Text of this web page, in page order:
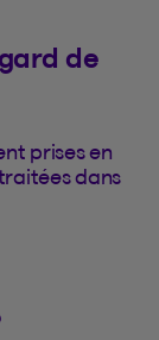
de
prises en
dans